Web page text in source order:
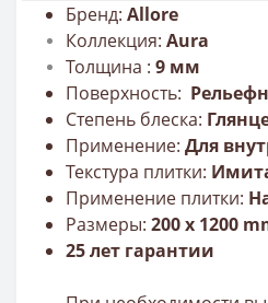
Бренд: Allore
Коллекция: Aura
Толщина : 9 мм
Поверхность:
Степень блеска:
Применение: Для
Текстура плитки:
Применение плитки:
Размеры: 200x 1200
25 лет гарантии